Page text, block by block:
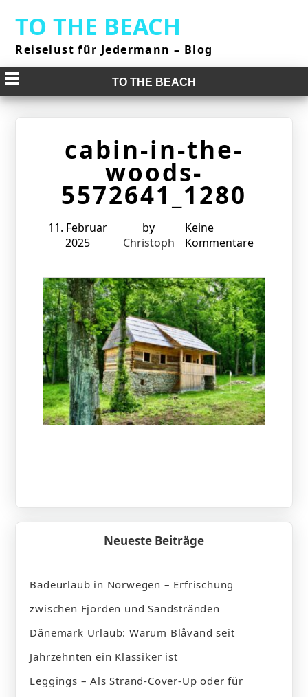
content
TO THE BEACH
Reiselust für Jedermann – Blog
TO THE BEACH
cabin-in-the-
woods-
5572641_1280
11. Februar
2025
by
Christoph
Keine
Kommentare
Neueste Beiträge
Badeurlaub in Norwegen – Erfrischung
zwischen Fjorden und Sandstränden
Dänemark Urlaub: Warum Blåvand seit
Jahrzehnten ein Klassiker ist
Leggings – Als Strand-Cover-Up oder für